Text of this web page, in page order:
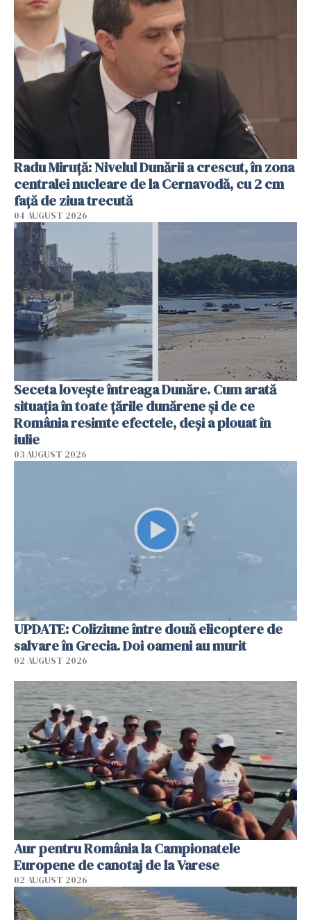
Radu Miruţă: Nivelul Dunării a crescut, în zona
centralei nucleare de la Cernavodă, cu 2 cm
faţă de ziua trecută
04 AUGUST 2026
Seceta lovește întreaga Dunăre. Cum arată
situația în toate țările dunărene și de ce
România resimte efectele, deși a plouat în
iulie
03 AUGUST 2026
UPDATE: Coliziune între două elicoptere de
salvare în Grecia. Doi oameni au murit
02 AUGUST 2026
Aur pentru România la Campionatele
Europene de canotaj de la Varese
02 AUGUST 2026